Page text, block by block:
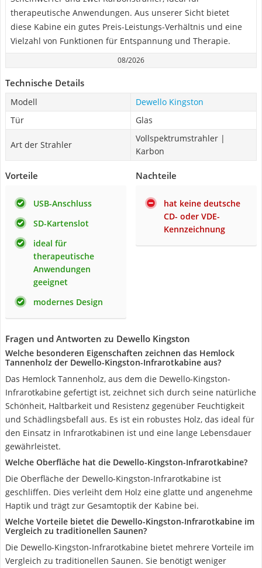
therapeutische Anwendungen. Aus unserer Sicht bietet
diese Kabine ein gutes Preis-Leistungs-Verhältnis und eine
Vielzahl von Funktionen für Entspannung und Therapie.
08/2026
Technische Details
Modell
Dewello Kingston
Tür
Glas
Art der Strahler
Vollspektrumstrahler |
Karbon
Vorteile
USB-Anschluss
SD-Kartenslot
ideal für
therapeutische
Anwendungen
geeignet
modernes Design
Nachteile
hat keine deutsche
CD- oder VDE-
Kennzeichnung
Fragen und Antworten zu Dewello Kingston
Welche besonderen Eigenschaften zeichnen das Hemlock
Tannenholz der Dewello-Kingston-Infrarotkabine aus?
Das Hemlock Tannenholz, aus dem die Dewello-Kingston-
Infrarotkabine gefertigt ist, zeichnet sich durch seine natürliche
Schönheit, Haltbarkeit und Resistenz gegenüber Feuchtigkeit
und Schädlingsbefall aus. Es ist ein robustes Holz, das ideal für
den Einsatz in Infrarotkabinen ist und eine lange Lebensdauer
gewährleistet.
Welche Oberfläche hat die Dewello-Kingston-Infrarotkabine?
Die Oberfläche der Dewello-Kingston-Infrarotkabine ist
geschliffen. Dies verleiht dem Holz eine glatte und angenehme
Haptik und trägt zur Gesamtoptik der Kabine bei.
Welche Vorteile bietet die Dewello-Kingston-Infrarotkabine im
Vergleich zu traditionellen Saunen?
Die Dewello-Kingston-Infrarotkabine bietet mehrere Vorteile im
Vergleich zu traditionellen Saunen. Sie benötigt weniger